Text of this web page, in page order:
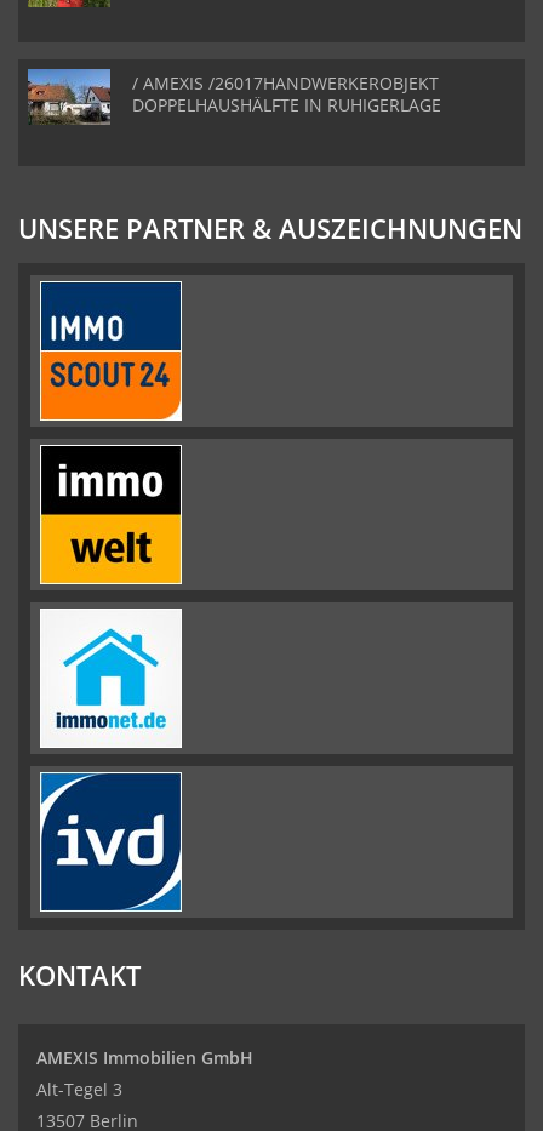
/ AMEXIS /26017HANDWERKEROBJEKT
DOPPELHAUSHÄLFTE IN RUHIGERLAGE
UNSERE PARTNER & AUSZEICHNUNGEN
KONTAKT
AMEXIS Immobilien GmbH
Alt-Tegel 3
13507 Berlin